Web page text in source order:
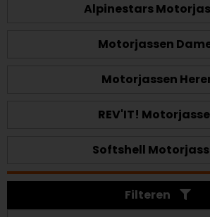
Alpinestars
Motorjassen
Motorjassen
REV'IT!
Softshell
Filteren